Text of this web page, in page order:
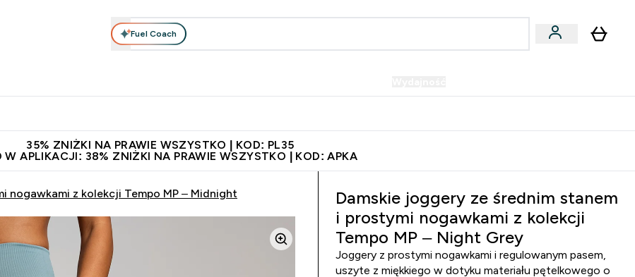
Fuel Coach
35% ZNIŻKI NA PRAWIE WSZYSTKO | KOD: PL35
W APLIKACJI: 38% ZNIŻKI NA PRAWIE WSZYSTKO | KOD: APKA
nogawkami z kolekcji Tempo MP – Midnight
Damskie joggery ze średnim stanem
i prostymi nogawkami z kolekcji
Tempo MP – Night Grey
Joggery z prostymi nogawkami i regulowanym pasem,
uszyte z miękkiego w dotyku materiału pętelkowego o